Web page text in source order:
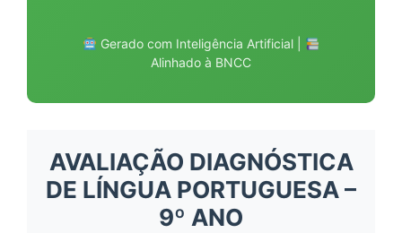
Gerado com Inteligência Artificial |
Alinhado à BNCC
AVALIAÇÃO DIAGNÓSTICA
DE LÍNGUA PORTUGUESA –
9º ANO